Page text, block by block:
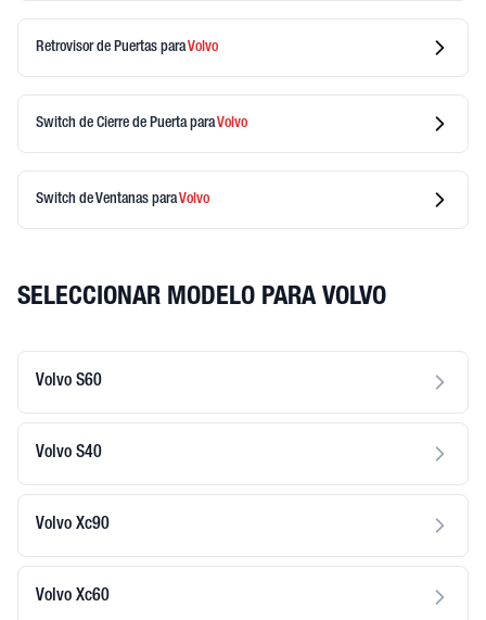
Retrovisor de Puertas paraVolvo
Switch de Cierre de PuertaparaVolvo
Switch de Ventanas paraVolvo
SELECCIONAR MODELO PARA VOLVO
Volvo S60
Volvo S40
Volvo Xc90
Volvo Xc60